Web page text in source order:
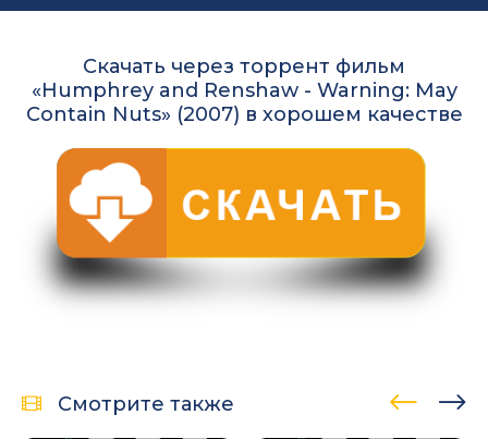
Скачать через торрент фильм
«Humphrey and Renshaw - Warning: May
Contain Nuts» (2007) в хорошем качестве
Смотрите также